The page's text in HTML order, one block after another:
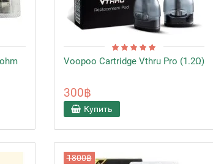
Voopoo Cartridge Vthru Pro (1.2Ω)
300฿
Купить
1800฿